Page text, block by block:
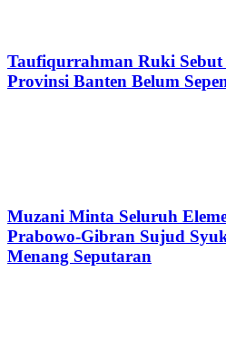
Taufiqurrahman Ruki Sebut
Provinsi Banten Belum
Muzani Minta Seluruh
Prabowo-Gibran Sujud
Menang Seputaran